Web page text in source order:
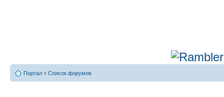
Портал » Список форумов